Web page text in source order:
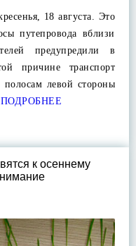
18 августа. Это
путепровода вблизи
предупредили в
причине транспорт
полосам левой стороны
ПОДРОБНЕЕ
к осеннему